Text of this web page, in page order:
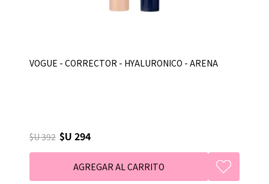
VOGUE - CORRECTOR - HYALURONICO - ARENA
$U 392 $U 294